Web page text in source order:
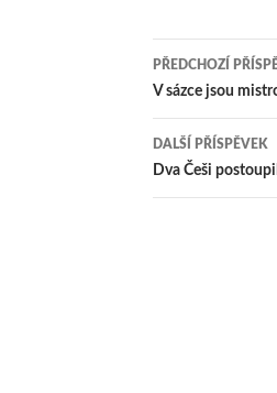
Navigace
pro
příspěvek
PŘEDCHOZÍ
V sázce jsou
DALŠÍ PŘÍSPĚVEK
Dva Češi